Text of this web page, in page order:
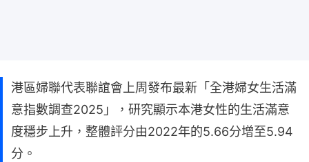
港區婦聯代表聯誼會上周發布最新「全港婦女生活滿
意指數調查2025」，研究顯示本港女性的生活滿意
度穩步上升，整體評分由2022年的5.66分增至5.94
分。